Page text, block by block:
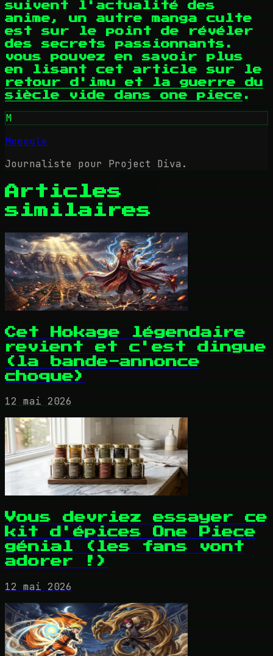
suivent l'actualité des
anime, un autre manga culte
est sur le point de révéler
des secrets passionnants.
vous pouvez en savoir plus
en lisant cet article sur le
retour d'imu et la guerre du
siècle vide dans one piece .
M
Mooogle
Journaliste pour Project Diva.
Articles
similaires
Cet Hokage légendaire
revient et c'est dingue
(la bande-annonce
choque)
12 mai 2026
Vous devriez essayer ce
kit d'épices One Piece
génial (les fans vont
adorer !)
12 mai 2026